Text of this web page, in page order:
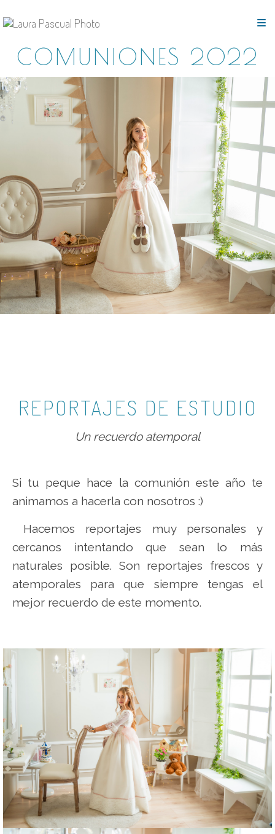
COMUNIONES 2022
REPORTAJES DE ESTUDIO
Un recuerdo atemporal
Si tu peque hace la comunión este año te
animamos a hacerla con nosotros :)
Hacemos reportajes muy personales y
cercanos intentando que sean lo más
naturales posible. Son reportajes frescos y
atemporales para que siempre tengas el
mejor recuerdo de este momento.